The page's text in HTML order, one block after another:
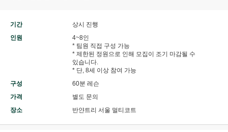
기간
상시 진행
인원
4~8인
* 팀원 직접 구성 가능
* 제한된 정원으로 인해 모집이 조기 마감될 수
있습니다.
* 단, 8세 이상 참여 가능
구성
60분 레슨
가격
별도 문의
장소
반얀트리 서울 멀티코트